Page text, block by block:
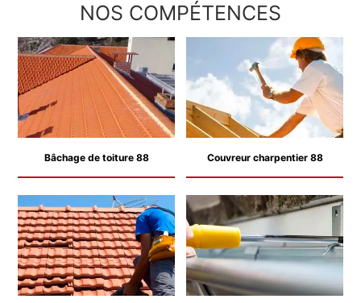
NOS COMPÉTENCES
Bâchage de toiture 88 Couvreur charpentier 88